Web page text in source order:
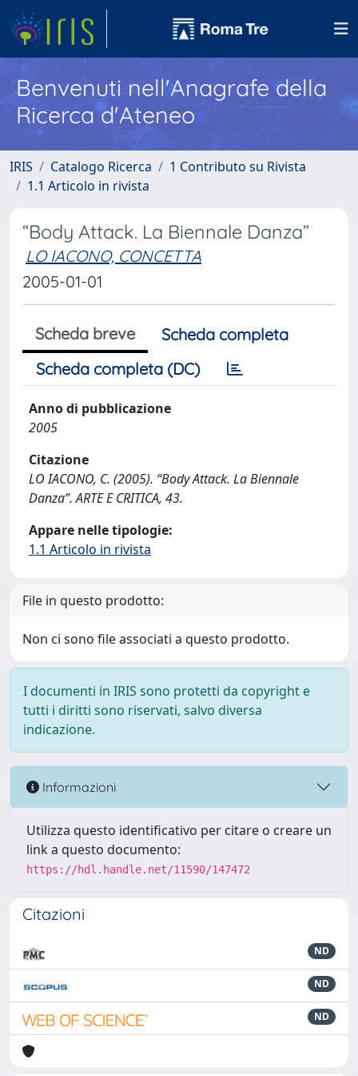
Benvenuti nell'Anagrafe della
Ricerca d'Ateneo
IRIS Catalogo Ricerca
1 Contributo su Rivista
1.1 Articolo in rivista
“Body Attack. La Biennale Danza”
LO IACONO, CONCETTA
2005-01-01
Scheda breve
Scheda completa
Scheda completa (DC)
Anno di pubblicazione
2005
Citazione
LO IACONO, C. (2005). “Body Attack. La Biennale
Danza”. ARTE E CRITICA, 43.
Appare nelle tipologie:
1.1 Articolo in rivista
File in questo prodotto:
Non ci sono file associati a questo prodotto.
I documenti in IRIS sono protetti da copyright e
tutti i diritti sono riservati, salvo diversa
indicazione.
Informazioni
Utilizza questo identificativo per citare o creare un
link a questo documento:
https://hdl.handle.net/11590/147472
Citazioni
ND
ND
ND